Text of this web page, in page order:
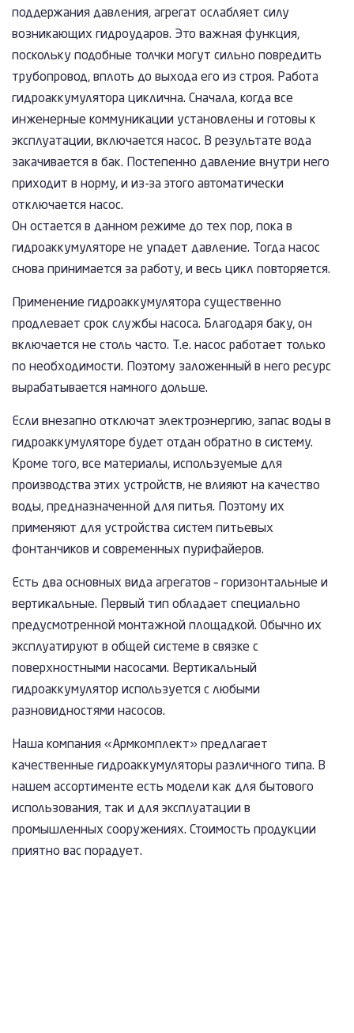
поддержания давления, агрегат ослабляет силу
возникающих гидроударов. Это важная функция,
поскольку подобные толчки могут сильно повредить
трубопровод, вплоть до выхода его из строя. Работа
гидроаккумулятора циклична. Сначала, когда все
инженерные коммуникации установлены и готовы к
эксплуатации, включается насос. В результате вода
закачивается в бак. Постепенно давление внутри него
приходит в норму, и из-за этого автоматически
отключается насос.
Он остается в данном режиме до тех пор, пока в
гидроаккумуляторе не упадет давление. Тогда насос
снова принимается за работу, и весь цикл повторяется.
Применение гидроаккумулятора существенно
продлевает срок службы насоса. Благодаря баку, он
включается не столь часто. Т.е. насос работает только
по необходимости. Поэтому заложенный в него ресурс
вырабатывается намного дольше.
Если внезапно отключат электроэнергию, запас воды в
гидроаккумуляторе будет отдан обратно в систему.
Кроме того, все материалы, используемые для
производства этих устройств, не влияют на качество
воды, предназначенной для питья. Поэтому их
применяют для устройства систем питьевых
фонтанчиков и современных пурифайеров.
Есть два основных вида агрегатов – горизонтальные и
вертикальные. Первый тип обладает специально
предусмотренной монтажной площадкой. Обычно их
эксплуатируют в общей системе в связке с
поверхностными насосами. Вертикальный
гидроаккумулятор используется с любыми
разновидностями насосов.
Наша компания «Армкомплект» предлагает
качественные гидроаккумуляторы различного типа. В
нашем ассортименте есть модели как для бытового
использования, так и для эксплуатации в
промышленных сооружениях. Стоимость продукции
приятно вас порадует.